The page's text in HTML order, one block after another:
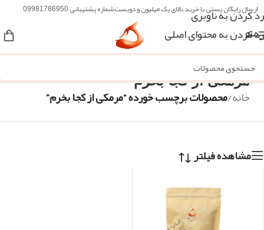
رد کردن به ناوبری
رد کردن به محتوای اصلی
ارسال رایگان پستی با خرید بالای یک میلیون و دویستشماره پشتیبانی 09981786950
منو
مرمکی از کجا بخرم
خانه/محصولات برچسب خورده “مرمکی از کجا بخرم”
مشاهده فیلتر